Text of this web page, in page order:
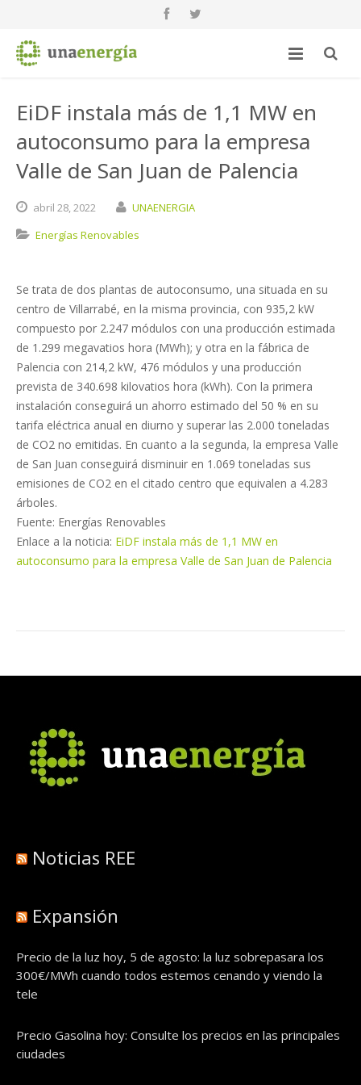
EiDF instala más de 1,1 MW en
autoconsumo para la empresa
Valle de San Juan de Palencia
abril 28,2022
UNAENERGIA
Energías Renovables
Se trata de dos plantas de autoconsumo, una situada en su
centro de Villarrabé, en la misma provincia, con 935,2 kW
compuesto por 2.247 módulos con una producción estimada
de 1.299 megavatios hora (MWh); y otra en la fábrica de
Palencia con 214,2 kW, 476 módulos y una producción
prevista de 340.698 kilovatios hora (kWh). Con la primera
instalación conseguirá un ahorro estimado del 50 % en su
tarifa eléctrica anual en diurno y superar las 2.000 toneladas
de CO2 no emitidas. En cuanto a la segunda, la empresa Valle
de San Juan conseguirá disminuir en 1.069 toneladas sus
emisiones de CO2 en el citado centro que equivalen a 4.283
árboles.
Fuente: Energías Renovables
Enlace a la noticia: EiDF instala más de 1,1 MW en
autoconsumo para la empresa Valle de San Juan de Palencia
Noticias REE
Expansión
Precio de la luz hoy, 5 de agosto: la luz sobrepasara los
300€/MWh cuando todos estemos cenando y viendo la
tele
Precio Gasolina hoy: Consulte los precios en las principales
ciudades